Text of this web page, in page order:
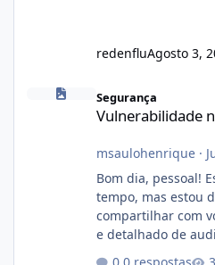
redenfluAgosto 3,
Vulnerabilidade no famoso VOX
Segurança
Vulnerabilidade
msaulohenrique·
Bom dia, pessoal!
tempo, mas estou
compartilhar com
e detalhado de
conformidade